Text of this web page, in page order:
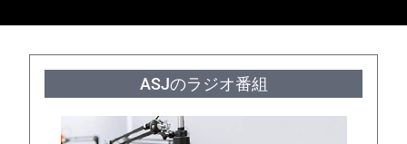
ASJのラジオ番組